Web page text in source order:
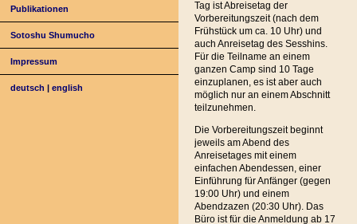
Publikationen
Sotoshu Shumucho
Impressum
deutsch |english
Tag ist Abreisetag der
Vorbereitungszeit (nach dem
Frühstück um ca. 10 Uhr) und
auch Anreisetag des Sesshins.
Für die Teilname an einem
ganzen Camp sind 10 Tage
einzuplanen, es ist aber auch
möglich nur an einem Abschnitt
teilzunehmen.
Die Vorbereitungszeit beginnt
jeweils am Abend des
Anreisetages mit einem
einfachen Abendessen, einer
Einführung für Anfänger (gegen
19:00 Uhr) und einem
Abendzazen (20:30 Uhr). Das
Büro ist für die Anmeldung ab 17